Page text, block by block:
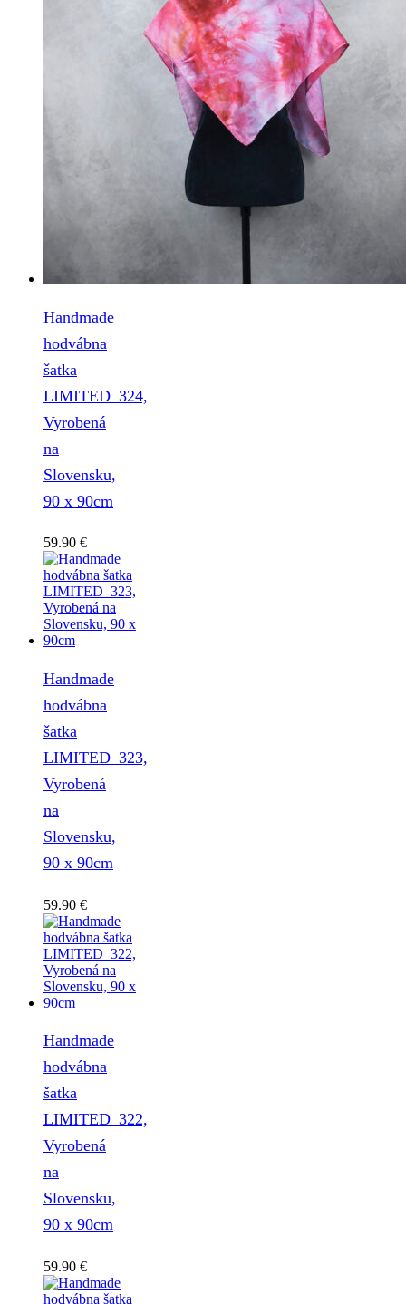
Handmade
hodvábna
šatka
LIMITED_324,
Vyrobená
na
Slovensku,
90 x 90cm
59.90 €
Handmade
hodvábna
šatka
LIMITED_323,
Vyrobená
na
Slovensku,
90 x 90cm
59.90 €
Handmade
hodvábna
šatka
LIMITED_322,
Vyrobená
na
Slovensku,
90 x 90cm
59.90 €